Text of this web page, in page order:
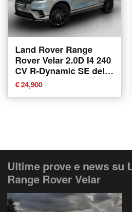
Land Rover Range
Rover Velar 2.0D I4 240
CV R-Dynamic SE del
2019 usata a Varese
€ 24,900
Ultime prove e news su
Range Rover Velar